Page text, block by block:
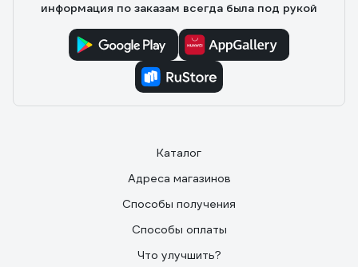
информация по заказам всегда была под рукой
Каталог
Адреса магазинов
Способы получения
Способы оплаты
Что улучшить?